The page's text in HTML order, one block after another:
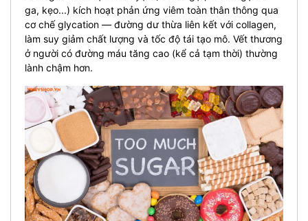
ga, kẹo...) kích hoạt phản ứng viêm toàn thân thông qua
cơ chế glycation — đường dư thừa liên kết với collagen,
làm suy giảm chất lượng và tốc độ tái tạo mô. Vết thương
ở người có đường máu tăng cao (kể cả tạm thời) thường
lành chậm hơn.